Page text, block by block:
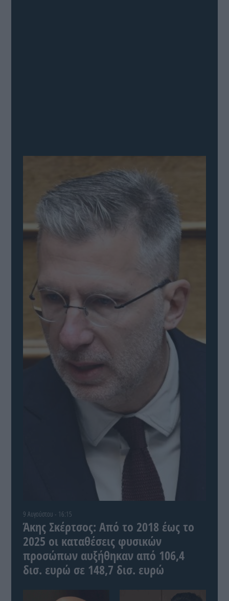
9 Αυγούστου - 16:15
Άκης Σκέρτσος: Από το 2018 έως το
2025 οι καταθέσεις φυσικών
προσώπων αυξήθηκαν από 106,4
δισ. ευρώ σε 148,7 δισ. ευρώ